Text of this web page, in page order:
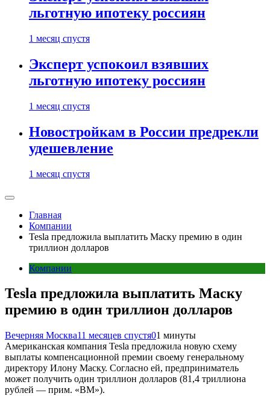
льготную ипотеку россиян
1 месяц спустя
Эксперт успокоил взявших
льготную ипотеку россиян
1 месяц спустя
Новостройкам в России предрекли
удешевление
1 месяц спустя
Главная
Компании
Tesla предложила выплатить Маску премию в один
триллион долларов
Компании
Tesla предложила выплатить Маску
премию в один триллион долларов
Вечерняя Москва11 месяцев спустя01 минуты
Американская компания Tesla предложила новую схему
выплаты компенсационной премии своему генеральному
директору Илону Маску. Согласно ей, предприниматель
может получить один триллион долларов (81,4 триллиона
рублей — прим. «ВМ»).